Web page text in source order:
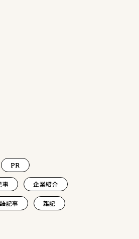
PR
事 企業紹介
記事 雑記